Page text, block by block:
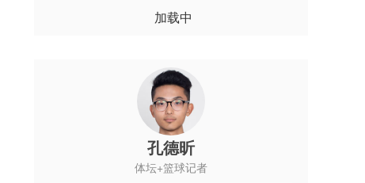
加载中
孔德昕
体坛+篮球记者